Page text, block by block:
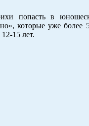
попасть в
которые уже
15 лет.